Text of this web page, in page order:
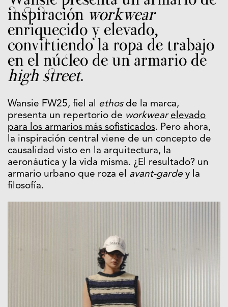
inspiración workwear
enriquecido y elevado,
convirtiendo la ropa de trabajo
en el núcleo de un armario de
high street.
Wansie FW25, fiel al ethosde la marca,
presenta un repertorio de workwear elevado
para los armarios más sofisticados. Pero ahora,
la inspiración central viene de un concepto de
causalidad visto en la arquitectura, la
aeronáutica y la vida misma. ¿El resultado? un
armario urbano que roza el avant-garde y la
filosofía.